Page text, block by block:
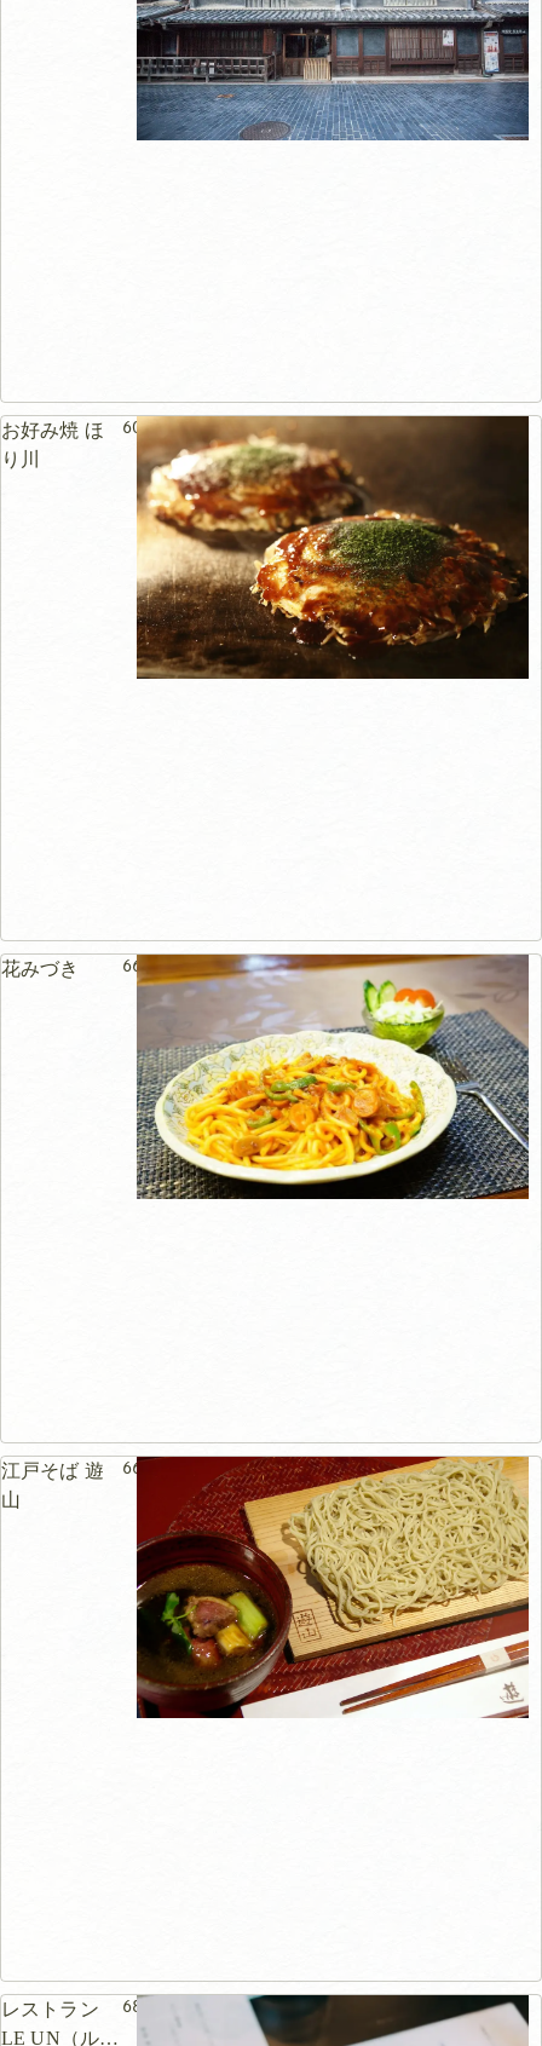
お好み焼 ほ
り川
60m
花みづき 66m
江戸そば 遊
山
66m
レストラン
LE UN（ルア
68m